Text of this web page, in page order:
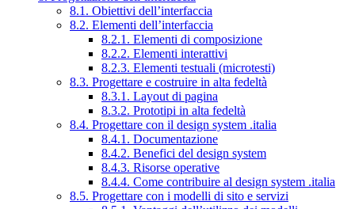
8.1. Obiettivi dell’interfaccia
8.2. Elementi dell’interfaccia
8.2.1. Elementi di composizione
8.2.2. Elementi interattivi
8.2.3. Elementi testuali (microtesti)
8.3. Progettare e costruire in alta fedeltà
8.3.1. Layout di pagina
8.3.2. Prototipi in alta fedeltà
8.4. Progettare con il design system .italia
8.4.1. Documentazione
8.4.2. Benefici del design system
8.4.3. Risorse operative
8.4.4. Come contribuire al design system .italia
8.5. Progettare con i modelli di sito e servizi